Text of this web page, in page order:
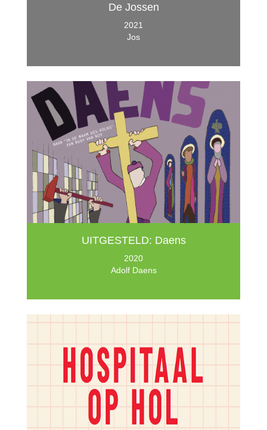
De Jossen
2021
Jos
UITGESTELD: Daens
2020
Adolf Daens